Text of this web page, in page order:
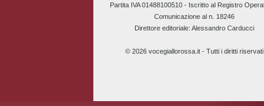
Partita IVA 01488100510 - Iscritto al Registro
Comunicazione al n. 18246
Direttore editoriale: Alessandro Carducci
© 2026 vocegiallorossa.it - Tutti i diritti riservati